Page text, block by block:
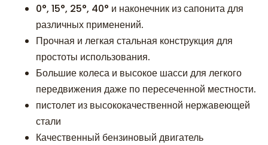
0°, 15°, 25°, 40° и наконечник из сапонита для
различных применений.
Прочная и легкая стальная конструкция для
простоты использования.
Большие колеса и высокое шасси для легкого
передвижения даже по пересеченной местности.
пистолет из высококачественной нержавеющей
стали
Качественный бензиновый двигатель